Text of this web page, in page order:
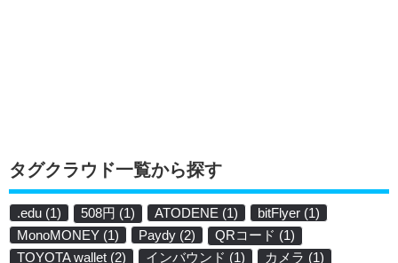
タグクラウド一覧から探す
.edu (1) 508円 (1) ATODENE (1) bitFlyer (1)
MonoMONEY (1) Paydy (2) QRコード (1)
TOYOTA wallet (2) インバウンド (1) カメラ (1)